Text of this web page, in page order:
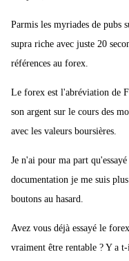
Parmis les myriades de pubs
supra riche avec juste 20
références au forex.
Le forex est l'abréviation de
son argent sur le cours des
avec les valeurs boursières.
Je n'ai pour ma part
documentation je me suis
boutons au hasard.
Avez vous déjà essayé le
vraiment être rentable ? Y a